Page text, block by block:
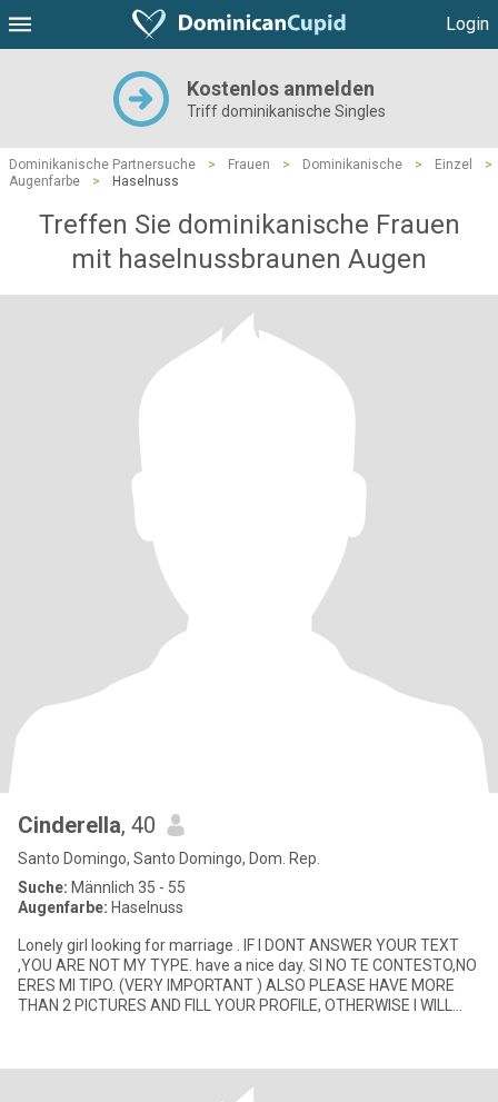
Login
Kostenlos anmelden
Triff dominikanische Singles
Dominikanische Partnersuche > Frauen > Dominikanische > Einzel
>
Augenfarbe
> Haselnuss
Treffen Sie dominikanische Frauen
mit haselnussbraunen Augen
Cinderella, 40
Santo Domingo, Santo Domingo, Dom. Rep.
Suche: Männlich 35 - 55
Augenfarbe: Haselnuss
Lonely girl looking for marriage . IF I DONT ANSWER YOUR TEXT
,YOU ARE NOT MY TYPE. have a nice day. SI NO TE CONTESTO,NO
ERES MI TIPO. (VERY IMPORTANT ) ALSO PLEASE HAVE MORE
THAN 2 PICTURES AND FILL YOUR PROFILE, OTHERWISE I WILL